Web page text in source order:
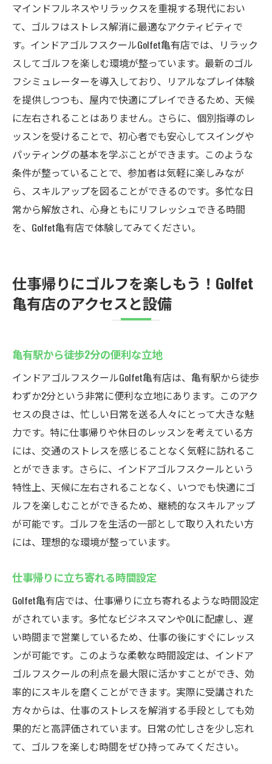
マインドフルネスやリラックスを重視する現代におい
て、ゴルフはストレス解消に最適なアクティビティで
す。インドアゴルフスクールGolfet亀有店では、リラック
スしてゴルフを楽しむ環境が整っています。最新のゴル
フシミュレーターを導入しており、リアルなプレイ体験
を提供しつつも、屋内で快適にプレイできるため、天候
に左右されることはありません。さらに、個別指導のレ
ッスンを受けることで、初心者でも安心してスイングや
パッティングの基本を学ぶことができます。このような
条件が整っていることで、参加者は気軽に楽しみなが
ら、スキルアップを図ることができるのです。多忙な日
常から解放され、心身ともにリフレッシュできる時間
を、Golfet亀有店で体験してみてください。
仕事帰りにゴルフを楽しもう！Golfet
亀有店のアクセスと設備
亀有駅から徒歩2分の便利な立地
インドアゴルフスクールGolfet亀有店は、亀有駅から徒歩
わずか2分という非常に便利な立地にあります。このアク
セスの良さは、忙しい日常を送る人々にとって大きな魅
力です。特に仕事帰りや休日のレッスンを考えている方
には、交通のストレスを感じることなく気軽に訪れるこ
とができます。さらに、インドアゴルフスクールという
特性上、天候に左右されることなく、いつでも快適にゴ
ルフを楽しむことができるため、継続的なスキルアップ
が可能です。ゴルフを生活の一部として取り入れたい方
には、理想的な環境が整っています。
仕事帰りに立ち寄れる時間設定
Golfet亀有店では、仕事帰りに立ち寄れるような時間設定
がされています。多忙なビジネスマンやOLに配慮し、遅
い時間まで営業しているため、仕事の後にすぐにレッス
ンが可能です。このような柔軟な時間設定は、インドア
ゴルフスクールの利点を最大限に活かすことができ、効
率的にスキルを磨くことができます。実際に受講された
方々からは、仕事のストレスを解消する手段としても効
果的だと高評価されています。日常の忙しさを少し忘れ
て、ゴルフを楽しむ時間をぜひ持ってみてください。